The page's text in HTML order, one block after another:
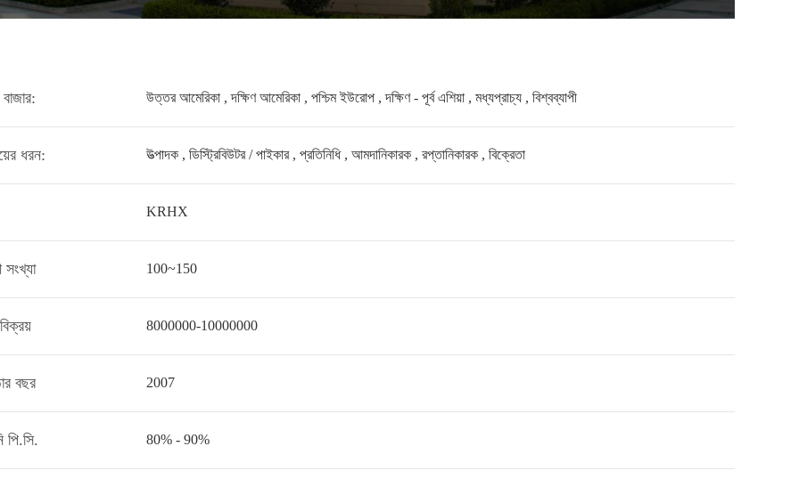
উত্তর আমেরিকা , দক্ষিণ আমেরিকা , পশ্চিম ইউরোপ , দক্ষিণ - পূর্ব এশিয়া , মধ্যপ্রাচ্য , বিশ্বব্যাপী
ধরন: উত্পাদক , ডিস্ট্রিবিউটর / পাইকার , প্রতিনিধি , আমদানিকারক , রপ্তানিকারক , বিক্রেতা
KRHX
সংখ্যা 100~150
বিক্রয় 8000000-10000000
বছর 2007
পি.সি. 80% - 90%